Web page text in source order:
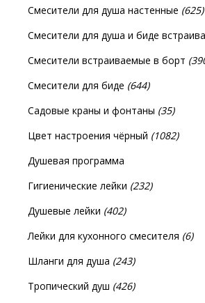
Смесители для душа настенные (625)
Смесители для душа и биде
Смесители встраиваемые в борт
Смесители для биде (644)
Садовые краны и фонтаны (35)
Цвет настроения чёрный (1082)
Душевая программа
Гигиенические лейки (232)
Душевые лейки (402)
Лейки для кухонного смесителя (6)
Шланги для душа (243)
Тропический душ (426)